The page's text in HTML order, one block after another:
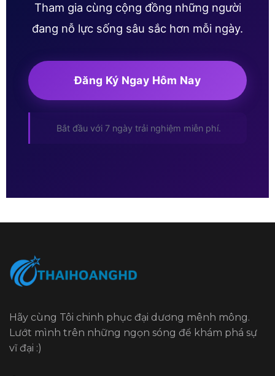
Tham gia cùng cộng đồng những người
đang nỗ lực sống sâu sắc hơn mỗi ngày.
Đăng Ký Ngay Hôm Nay
Bắt đầu với 7 ngày trải nghiệm miễn phí.
Hãy cùng Tôi chinh phục đại dương mênh mông.
Lướt mình trên những ngọn sóng để khám phá sự
vĩ đại :)